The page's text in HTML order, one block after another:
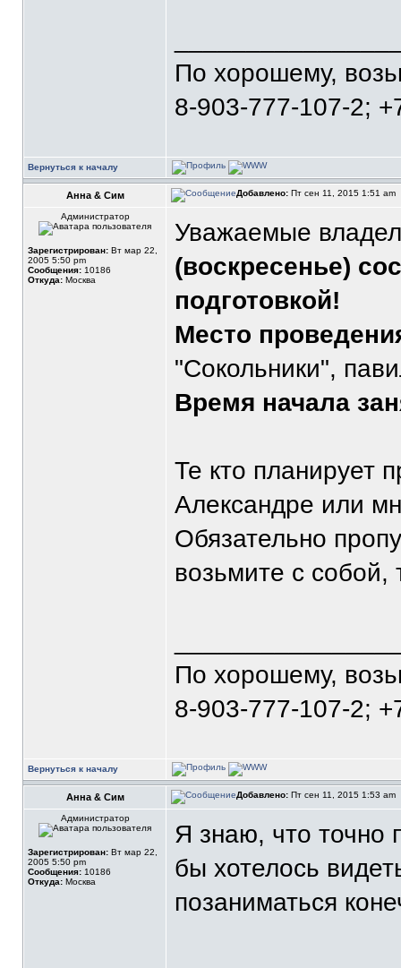
По хорошему,
8-903-777-107-2;
Вернуться к началу
Анна & Сим Добавлено: Пт сен 11, 2015 1:51 am
Администратор
Зарегистрирован: Вт мар 22,
2005 5:50 pm
Сообщения: 10186
Откуда: Москва
Уважаемые
(воскресенье)
подготовкой!
Место
"Сокольники",
Время начала
Те кто планирует
Александре или
Обязательно
возьмите с собой,
По хорошему,
8-903-777-107-2;
Вернуться к началу
Анна & Сим Добавлено: Пт сен 11, 2015 1:53 am
Администратор
Зарегистрирован: Вт мар 22,
2005 5:50 pm
Сообщения: 10186
Откуда: Москва
Я знаю, что точно
бы хотелось
позаниматься